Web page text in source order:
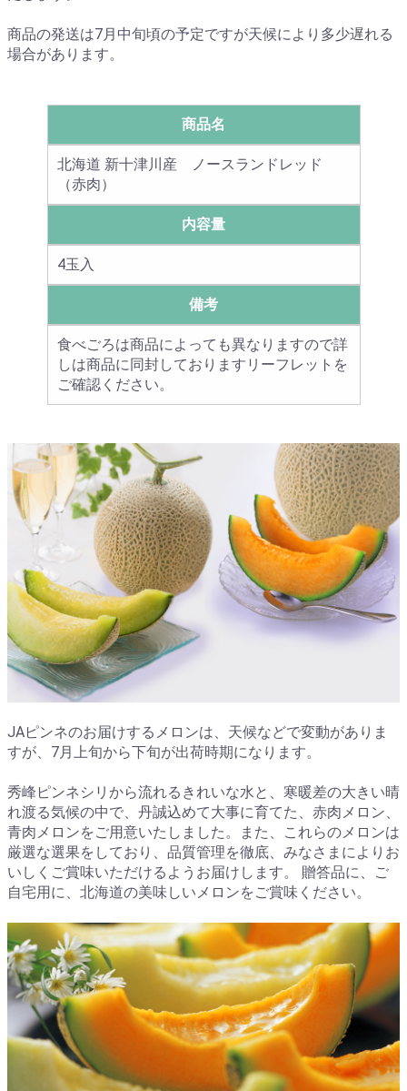
商品の発送は7月中旬頃の予定ですが天候により多少遅れる
場合があります。
商品名
北海道 新十津川産 ノースランドレッド
（赤肉）
内容量
4玉入
備考
食べごろは商品によっても異なりますので詳
しは商品に同封しておりますリーフレットを
ご確認ください。
JAピンネのお届けするメロンは、天候などで変動がありま
すが、7月上旬から下旬が出荷時期になります。
秀峰ピンネシリから流れるきれいな水と、寒暖差の大きい晴
れ渡る気候の中で、丹誠込めて大事に育てた、赤肉メロン、
青肉メロンをご用意いたしました。また、これらのメロンは
厳選な選果をしており、品質管理を徹底、みなさまによりお
いしくご賞味いただけるようお届けします。 贈答品に、ご
自宅用に、北海道の美味しいメロンをご賞味ください。